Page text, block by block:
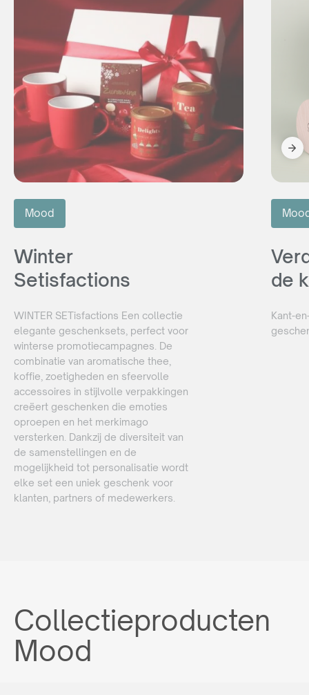
Mood
Winter
Setisfactions
WINTER SETisfactions Een collectie
elegante geschenksets, perfect voor
winterse promotiecampagnes. De
combinatie van aromatische thee,
koffie, zoetigheden en sfeervolle
accessoires in stijlvolle verpakkingen
creëert geschenken die emoties
oproepen en het merkimago
versterken. Dankzij de diversiteit van
de samenstellingen en de
mogelijkheid tot personalisatie wordt
elke set een uniek geschenk voor
klanten, partners of medewerkers.
de
Kant-
Collectieproducten
Mood